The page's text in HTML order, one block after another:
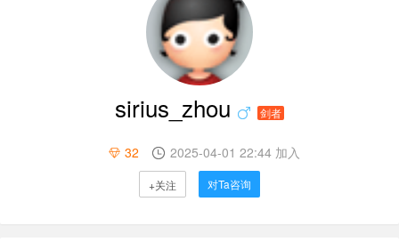
sirius_zhou 剑者
32 2025-04-01 22:44 加入
+关注 对Ta咨询